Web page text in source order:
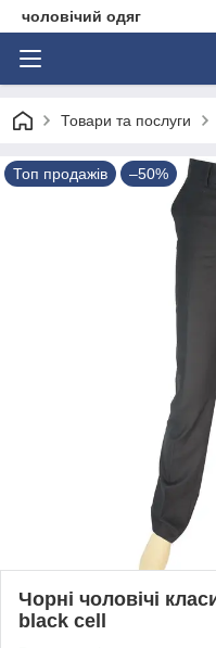
чоловічий одяг
Товари та послуги
Топ продажів –50%
Чорні чоловічі
black cell